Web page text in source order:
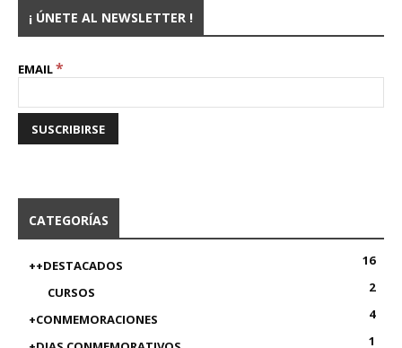
¡ ÚNETE AL NEWSLETTER !
EMAIL*
CATEGORÍAS
++DESTACADOS
16
CURSOS
2
+CONMEMORACIONES
4
1